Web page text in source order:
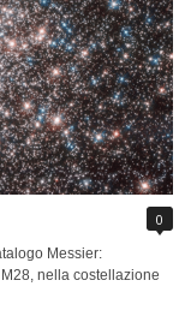
0
Messier:
nella costellazione